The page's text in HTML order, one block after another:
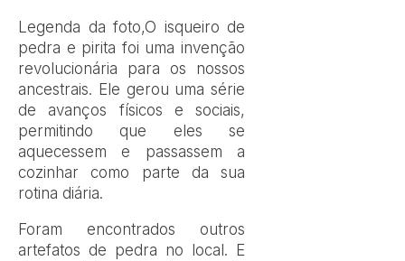
Legenda da foto,O isqueiro de
pedra e pirita foi uma invenção
revolucionária para os nossos
ancestrais. Ele gerou uma série
de avanços físicos e sociais,
permitindo que eles se
aquecessem e passassem a
cozinhar como parte da sua
rotina diária.
Foram encontrados outros
artefatos de pedra no local. E